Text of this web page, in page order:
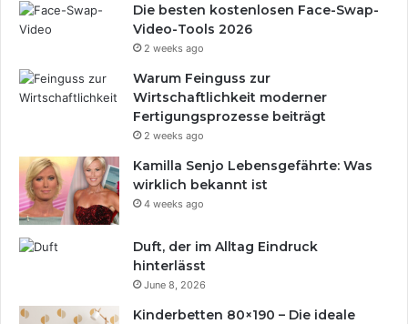
Die besten kostenlosen Face-Swap-
Video-Tools 2026
2 weeks ago
Warum Feinguss zur
Wirtschaftlichkeit moderner
Fertigungsprozesse beiträgt
2 weeks ago
Kamilla Senjo Lebensgefährte: Was
wirklich bekannt ist
4 weeks ago
Duft, der im Alltag Eindruck
hinterlässt
June 8, 2026
Kinderbetten 80×190 – Die ideale